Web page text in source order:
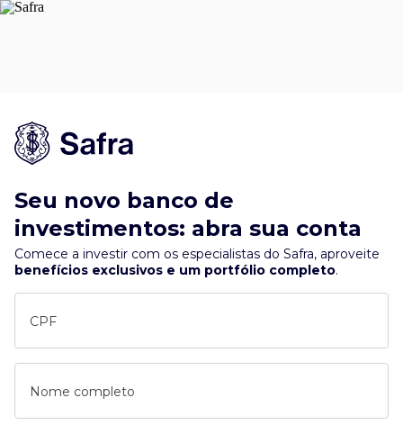
Seu novo banco de
investimentos: abra sua conta
Comece a investir com os especialistas do Safra, aproveite
benefícios exclusivos e um portfólio completo.
CPF
Nome completo